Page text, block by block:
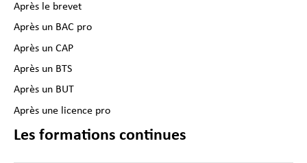
Après le brevet
Après un BAC pro
Après un CAP
Après un BTS
Après un BUT
Après une licence pro
Les formations continues